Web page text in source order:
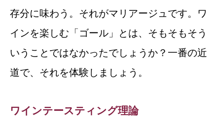
存分に味わう。それがマリアージュです。ワ
インを楽しむ「ゴール」とは、そもそもそう
いうことではなかったでしょうか？一番の近
道で、それを体験しましょう。
ワインテースティング理論